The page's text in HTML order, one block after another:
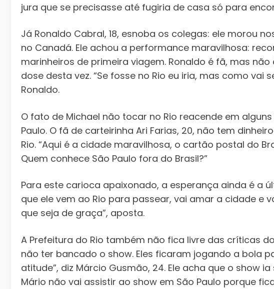
jura que se precisasse até fugiria de casa só para
Já Ronaldo Cabral, 18, esnoba os colegas: ele morou
no Canadá. Ele achou a performance maravilhosa:
marinheiros de primeira viagem. Ronaldo é fã, mas
dose desta vez. “Se fosse no Rio eu iria, mas como vai
Ronaldo.
O fato de Michael não tocar no Rio reacende em
Paulo. O fã de carteirinha Ari Farias, 20, não tem
Rio. “Aqui é a cidade maravilhosa, o cartão postal do
Quem conhece São Paulo fora do Brasil?”
Para este carioca apaixonado, a esperança ainda é a
que ele vem ao Rio para passear, vai amar a cidade e
que seja de graça”, aposta.
A Prefeitura do Rio também não fica livre das críticas
não ter bancado o show. Eles ficaram jogando a bola
atitude”, diz Márcio Gusmão, 24. Ele acha que o show
Mário não vai assistir ao show em São Paulo porque